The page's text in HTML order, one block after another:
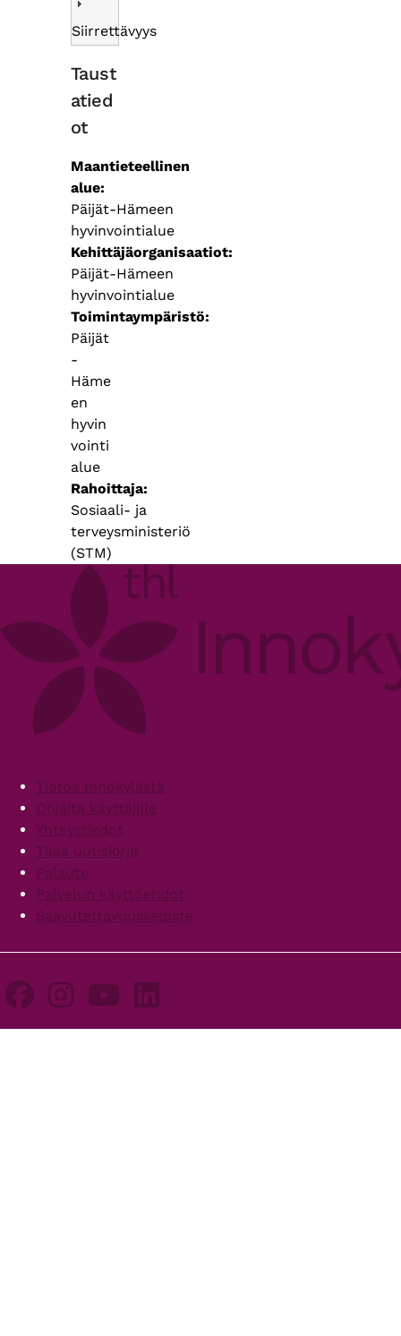
Siirrettävyys
Taust
atied
ot
Maantieteellinen
alue
Päijät-Hämeen
hyvinvointialue
Kehittäjäorganisaatiot
Päijät-Hämeen
hyvinvointialue
Toimintaympäristö
Päijät
-
Häme
en
hyvin
vointi
alue
Rahoittaja
Sosiaali- ja
terveysministeriö
(STM)
FooterTietoa Innokylästä
Ohjeita käyttäjille
Yhteystiedot
Tilaa uutiskirje
Palaute
Palvelun käyttöehdot
Saavutettavuusseloste